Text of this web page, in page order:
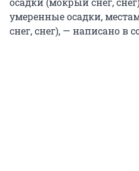
умеренные осадки,
снег, снег), — написано в